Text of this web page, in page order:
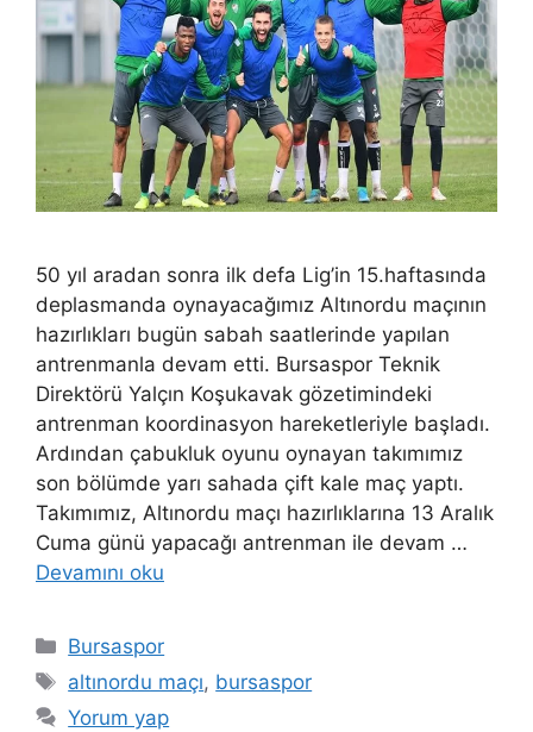
50 yıl aradan sonra ilk defa Lig’in 15.haftasında
deplasmanda oynayacağımız Altınordu maçının
hazırlıkları bugün sabah saatlerinde yapılan
antrenmanla devam etti. Bursaspor Teknik
Direktörü Yalçın Koşukavak gözetimindeki
antrenman koordinasyon hareketleriyle başladı.
Ardından çabukluk oyunu oynayan takımımız
son bölümde yarı sahada çift kale maç yaptı.
Takımımız, Altınordu maçı hazırlıklarına 13 Aralık
Cuma günü yapacağı antrenman ile devam …
Devamını oku
Kategoriler
Bursaspor
Etiketler
altınordu maçı, bursaspor
Yorum yap